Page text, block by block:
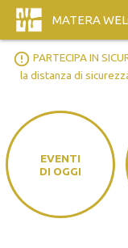
MATERA
error_outline PARTECIPA IN
la distanza di
EVENTI
DI OGGI